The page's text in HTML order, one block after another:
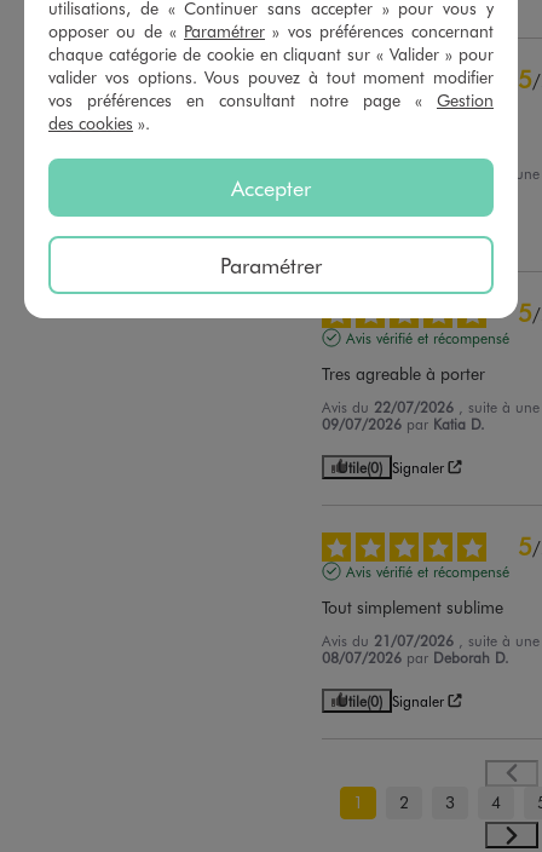
5/
Avis vérifié et récompensé
, suite à
Utile(0) Signaler
5/
Avis vérifié et récompensé
Tres agreable à porter
Avis du 22/07/2026 , suite à
09/07/2026 par Katia D.
Utile(0) Signaler
5/
Avis vérifié et récompensé
Tout simplement sublime
Avis du 21/07/2026 , suite à
08/07/2026 par Deborah D.
Utile(0) Signaler
1 2 3 4
utilisations, de « Continuer sans accepter » pour vous y
opposer ou de « Paramétrer » vos préférences concernant
chaque catégorie de cookie en cliquant sur « Valider » pour
valider vos options. Vous pouvez à tout moment modifier
vos préférences en consultant notre page « Gestion
des cookies ».
Accepter
Paramétrer